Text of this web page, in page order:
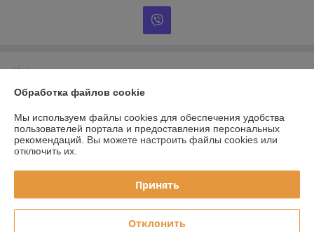
Информация для покупателя
Юридическое лицо:ООО «ЭТМЭнергоОпт»
Регистрационный номер ЕГР: 490499691
УНП: 490499691
Регистрационный орган: Гомельский областной исполнительный
Местонахождение книги жалоб и предложений: 246017 г. Гомель, ул.
Обработка файлов cookie
Мы используем файлы cookies для обеспечения удобства
пользователей портала и предоставления персональных
рекомендаций. Вы можете настроить файлы cookies или
отключить их.
Принять
Отклонить